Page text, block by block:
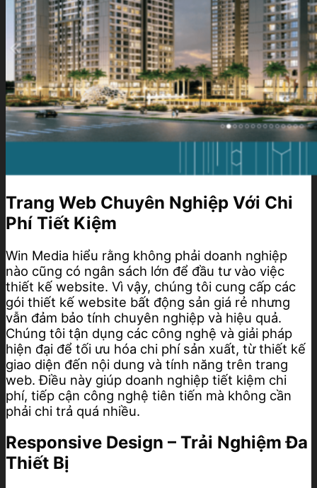
Trang Web Chuyên Nghiệp Với Chi
Phí Tiết Kiệm
Win Media hiểu rằng không phải doanh nghiệp
nào cũng có ngân sách lớn để đầu tư vào việc
thiết kế website. Vì vậy, chúng tôi cung cấp các
gói thiết kế website bất động sản giá rẻ nhưng
vẫn đảm bảo tính chuyên nghiệp và hiệu quả.
Chúng tôi tận dụng các công nghệ và giải pháp
hiện đại để tối ưu hóa chi phí sản xuất, từ thiết kế
giao diện đến nội dung và tính năng trên trang
web. Điều này giúp doanh nghiệp tiết kiệm chi
phí, tiếp cận công nghệ tiên tiến mà không cần
phải chi trả quá nhiều.
Responsive Design – Trải Nghiệm Đa
Thiết Bị